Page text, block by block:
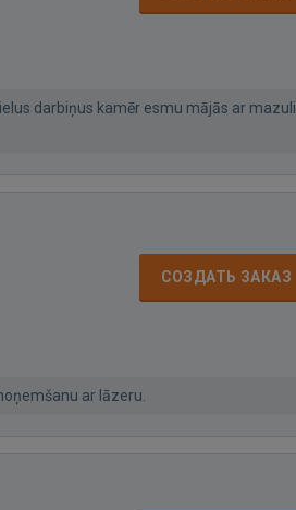
darbiņus kamēr esmu mājās ar mazuli.
СОЗДАТЬ ЗАКАЗ
ar lāzeru.